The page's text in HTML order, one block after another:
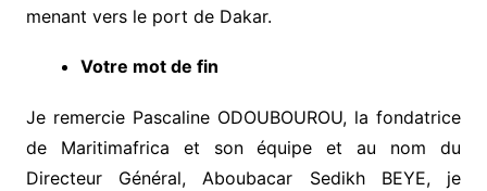
menant vers le port de Dakar.
Votre mot de fin
Je remercie Pascaline ODOUBOUROU, la fondatrice
de Maritimafrica et son équipe et au nom du
Directeur Général, Aboubacar Sedikh BEYE, je